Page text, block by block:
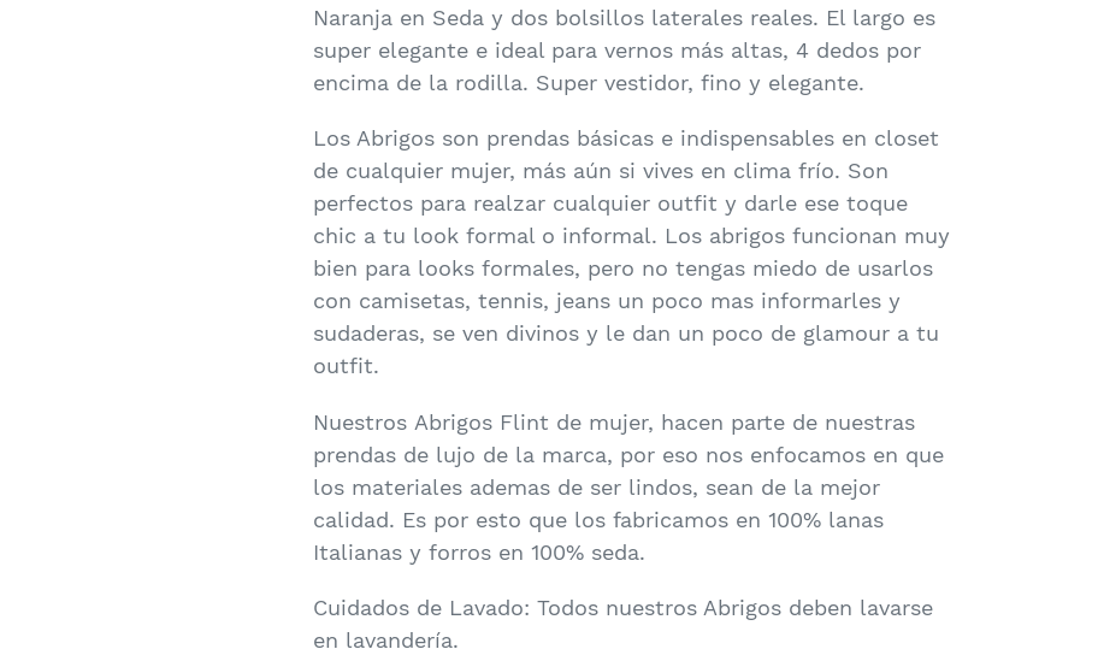
Naranja en Seda y dos bolsillos laterales reales. El largo es
super elegante e ideal para vernos más altas, 4 dedos por
encima de la rodilla. Super vestidor, fino y elegante.
Los Abrigos son prendas básicas e indispensables en closet
de cualquier mujer, más aún si vives en clima frío. Son
perfectos para realzar cualquier outfit y darle ese toque
chic a tu look formal o informal. Los abrigos funcionan muy
bien para looks formales, pero no tengas miedo de usarlos
con camisetas, tennis, jeans un poco mas informarles y
sudaderas, se ven divinos y le dan un poco de glamour a tu
outfit.
Nuestros Abrigos Flint de mujer, hacen parte de nuestras
prendas de lujo de la marca, por eso nos enfocamos en que
los materiales ademas de ser lindos, sean de la mejor
calidad. Es por esto que los fabricamos en 100% lanas
Italianas y forros en 100% seda.
Cuidados de Lavado: Todos nuestros Abrigos deben lavarse
en lavandería.